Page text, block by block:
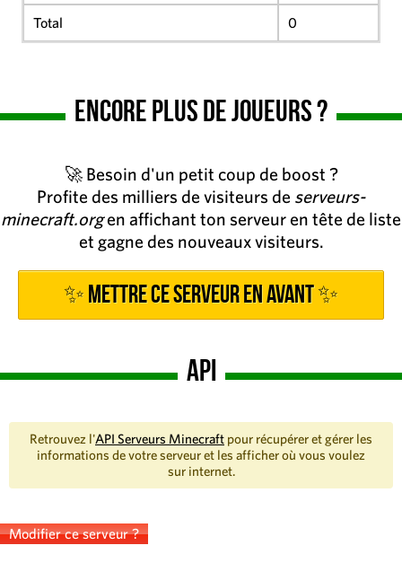
Total 0
Encore plus de joueurs ?
🚀 Besoin d'un petit coup de boost ?
Profite des milliers de visiteurs de serveurs-
minecraft.orgen affichant ton serveur en tête de liste
et gagne des nouveaux visiteurs.
✨ Mettre ce serveur en avant ✨
API
Retrouvez l'API Serveurs Minecraft pour récupérer et gérer les
informations de votre serveur et les afficher où vous voulez
sur internet.
Modifier ce serveur ?